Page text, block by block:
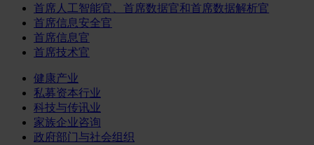
首席人工智能官、首席数据官和首席数据解析官
首席信息安全官
首席信息官
首席技术官
健康产业
私募资本行业
科技与传讯业
家族企业咨询
政府部门与社会组织